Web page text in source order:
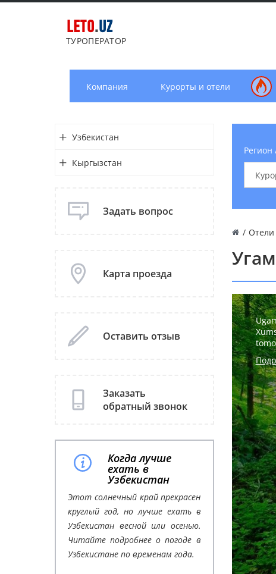
LETO.UZ
ТУРОПЕРАТОР
Компания Курорты и отели
Регион
/ Отели
Угам
Узбекистан
Кыргызстан
Задать вопрос
Карта проезда
Оставить отзыв
Заказать
обратный звонок
Когда лучше
ехать в
Узбекистан
Этот солнечный край прекрасен
круглый год, но лучше ехать в
Узбекистан весной или осенью.
Читайте подробнее о погоде в
Узбекистане по временам года.